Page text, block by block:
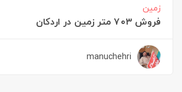
زمین
فروش ۷۰۳ متر زمین در اردکان
manuchehri